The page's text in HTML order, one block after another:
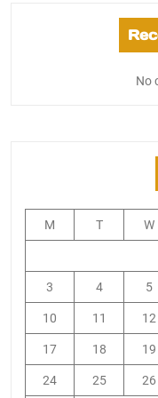
No
M T W
3 4 5
10 11 12
17 18 19
24 25 26